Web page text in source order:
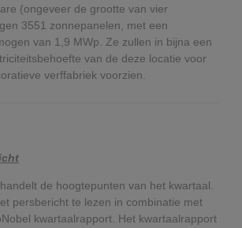
(ongeveer de grootte van vier
3551 zonnepanelen, met een
van 1,9 MWp. Ze zullen in bijna een
van de deze locatie voor
verffabriek voorzien.
de hoogtepunten van het kwartaal.
persbericht te lezen in combinatie met
kwartaalrapport. Het kwartaalrapport